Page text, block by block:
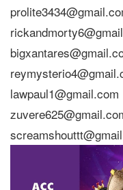
lawpaul1@gmail.com